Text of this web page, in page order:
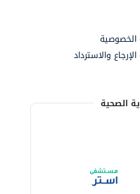
والاسترداد
الصحية